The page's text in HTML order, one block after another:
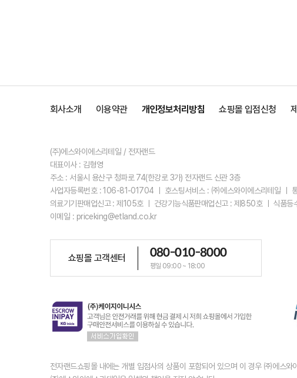
회사소개 이용약관 개인정보처리방침 쇼핑몰 입점신청
(주)에스와이에스리테일 / 전자랜드
대표이사 : 김형영
주소 : 서울시 용산구 청파로 74(한강로 3가) 전자랜드 신관 3층
사업자등록번호 : 106-81-01704 ㅣ 호스팅서비스 : ㈜에스와이에스리테일 ㅣ
의료기기판매업신고 : 제105호 ㅣ 건강기능식품판매업신고 : 제850호 ㅣ 식품등
이메일 : priceking@etland.co.kr
쇼핑몰 고객센터 080-010-8000
평일 09:00 ~ 18:00
전자랜드쇼핑몰 내에는 개별 입점사의 상품이 포함되어 있으며 이 경우 ㈜에스